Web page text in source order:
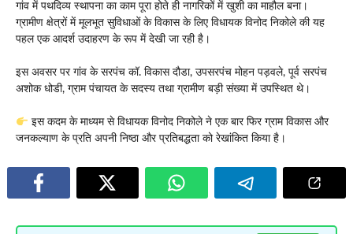
गांव में पथदिव्य स्थापना का काम पूरा होते ही नागरिकों में खुशी का माहौल बना।
ग्रामीण क्षेत्रों में मूलभूत सुविधाओं के विकास के लिए विधायक विनोद निकोले की यह
पहल एक आदर्श उदाहरण के रूप में देखी जा रही है।
इस अवसर पर गांव के सरपंच कॉ. विकास दौडा, उपसरपंच मोहन पड़वले, पूर्व सरपंच
अशोक धोडी, ग्राम पंचायत के सदस्य तथा ग्रामीण बड़ी संख्या में उपस्थित थे।
इस कदम के माध्यम से विधायक विनोद निकोले ने एक बार फिर ग्राम विकास और
जनकल्याण के प्रति अपनी निष्ठा और प्रतिबद्धता को रेखांकित किया है।